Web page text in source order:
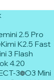
2.5 Pro
Kimi K2.5 Fast
3 Flash
4.20
3 O3 Mini